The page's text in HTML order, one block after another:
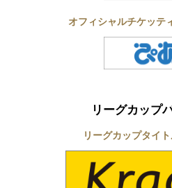
オフィシャルチケッテ
リーグカップ
リーグカップタイ